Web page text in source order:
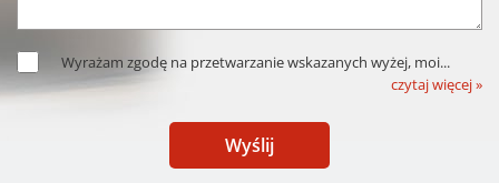
Wyrażam zgodę na przetwarzanie wskazanych wyżej, moi...
czytaj więcej »
Wyślij